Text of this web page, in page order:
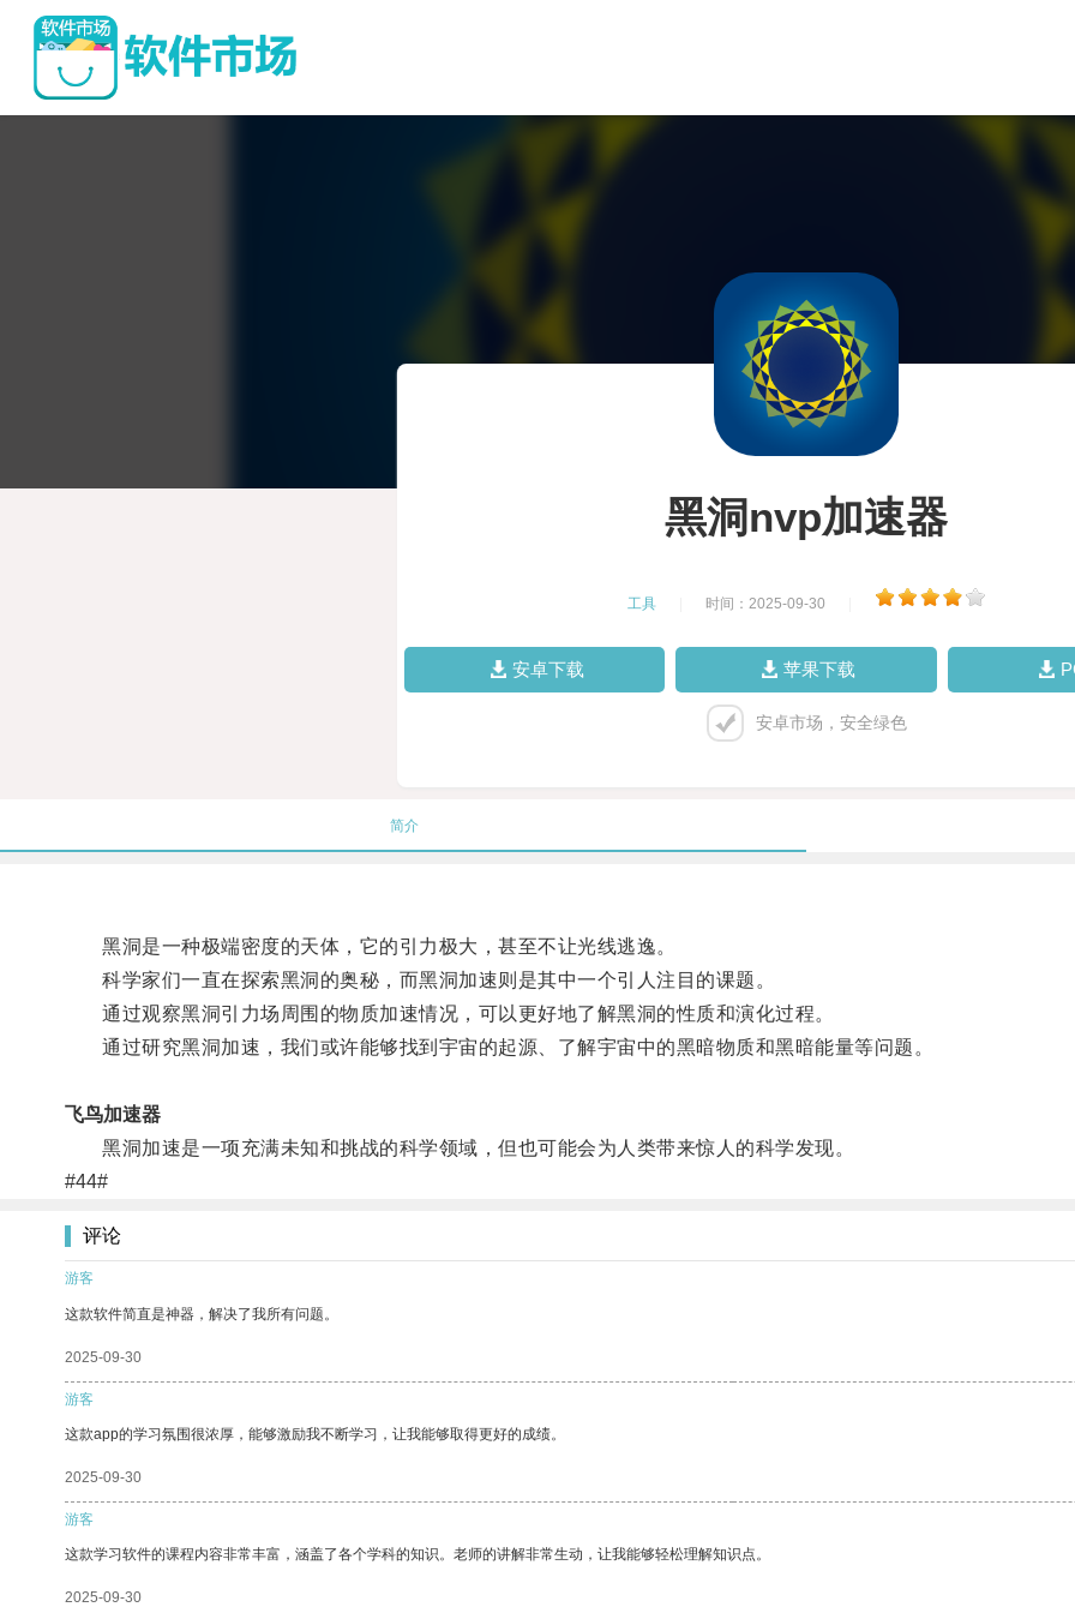
黑洞nvp加速器
工具 时间：2025-09-30
安卓下载 苹果下载
安卓市场，安全绿色
简介
黑洞是一种极端密度的天体，它的引力极大，甚至不让光线逃逸。
科学家们一直在探索黑洞的奥秘，而黑洞加速则是其中一个引人注目的课题。
通过观察黑洞引力场周围的物质加速情况，可以更好地了解黑洞的性质和演化过程。
通过研究黑洞加速，我们或许能够找到宇宙的起源、了解宇宙中的黑暗物质和黑暗能量等问题。
飞鸟加速器
黑洞加速是一项充满未知和挑战的科学领域，但也可能会为人类带来惊人的科学发现。
#44#
评论
游客
这款软件简直是神器，解决了我所有问题。
2025-09-30
游客
这款app的学习氛围很浓厚，能够激励我不断学习，让我能够取得更好的成绩。
2025-09-30
游客
这款学习软件的课程内容非常丰富，涵盖了各个学科的知识。老师的讲解非常生动，让我能够轻松理解知识点。
2025-09-30